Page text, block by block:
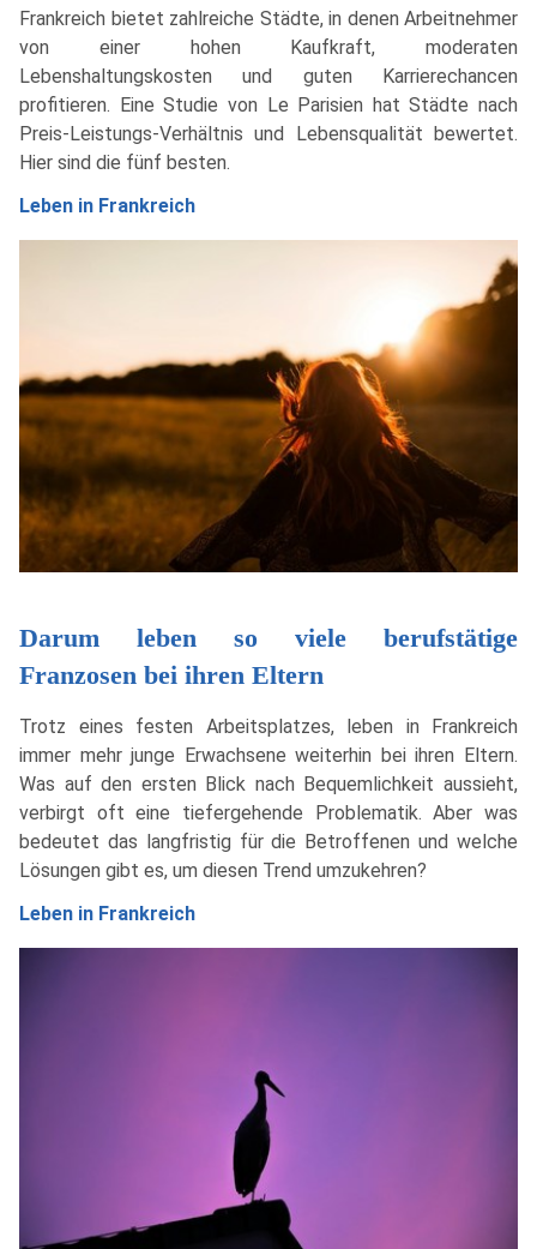
Frankreich bietet zahlreiche Städte, in denen Arbeitnehmer
von einer hohen Kaufkraft, moderaten
Lebenshaltungskosten und guten Karrierechancen
profitieren. Eine Studie von Le Parisien hat Städte nach
Preis-Leistungs-Verhältnis und Lebensqualität bewertet.
Hier sind die fünf besten.
Leben in Frankreich
Darum leben so viele berufstätige
Franzosen bei ihren Eltern
Trotz eines festen Arbeitsplatzes, leben in Frankreich
immer mehr junge Erwachsene weiterhin bei ihren Eltern.
Was auf den ersten Blick nach Bequemlichkeit aussieht,
verbirgt oft eine tiefergehende Problematik. Aber was
bedeutet das langfristig für die Betroffenen und welche
Lösungen gibt es, um diesen Trend umzukehren?
Leben in Frankreich